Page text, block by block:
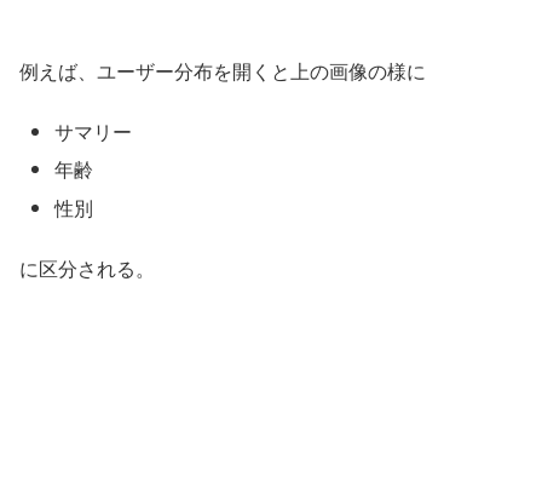
例えば、ユーザー分布を開くと上の画像の様に
サマリー
年齢
性別
に区分される。